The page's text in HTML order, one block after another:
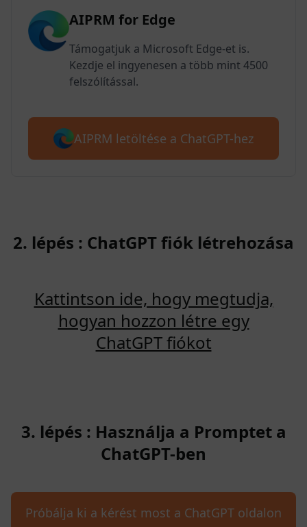
AIPRM for Edge
Támogatjuk a Microsoft Edge-et is.
Kezdje el ingyenesen a több mint 4500
felszólítással.
AIPRM letöltése a ChatGPT-hez
2. lépés : ChatGPT fiók létrehozása
Kattintson ide, hogy megtudja,
hogyan hozzon létre egy
ChatGPT fiókot
3. lépés : Használja a Promptet a
ChatGPT-ben
Próbálja ki a kérést most a ChatGPT oldalon